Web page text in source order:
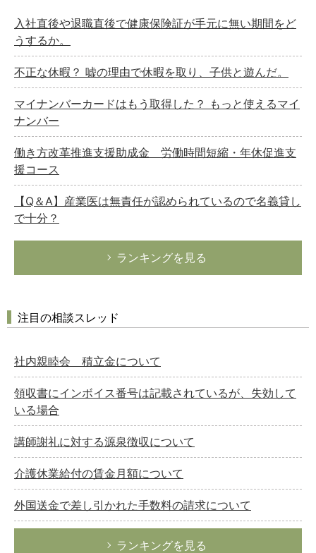
入社直後や退職直後で健康保険証が手元に無い期間をど
うするか。
不正な休暇？ 嘘の理由で休暇を取り、子供と遊んだ。
マイナンバーカードはもう取得した？ もっと使えるマイ
ナンバー
働き方改革推進支援助成金 労働時間短縮・年休促進支
援コース
【Q＆A】産業医は無責任が認められているので名義貸し
で十分？
ランキングを見る
注目の相談スレッド
社内親睦会 積立金について
領収書にインボイス番号は記載されているが、失効して
いる場合
講師謝礼に対する源泉徴収について
介護休業給付の賃金月額について
外国送金で差し引かれた手数料の請求について
ランキングを見る